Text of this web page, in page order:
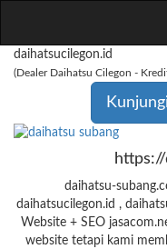
daihatsucilegon.id
(Dealer Daihatsu Cilegon -
daihatsu-
daihatsucilegon.id ,
Website + SEO
website tetapi kami